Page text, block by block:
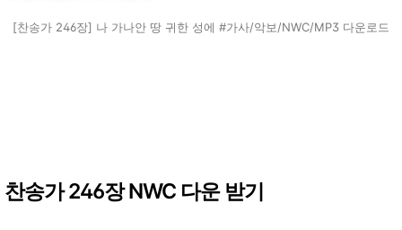
[찬송가 246장] 나 가나안 땅 귀한 성에 #가사/악보/NWC/MP3 다운로드
찬송가 246장 NWC 다운 받기